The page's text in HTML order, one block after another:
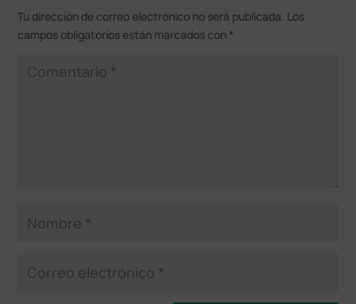
Tu dirección de correo electrónico no será publicada. Los
campos obligatorios están marcados con *